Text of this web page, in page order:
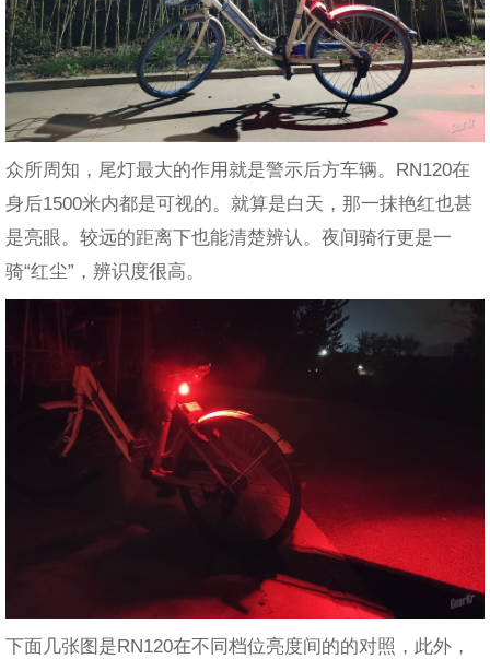
众所周知，尾灯最大的作用就是警示后方车辆。RN120在
身后1500米内都是可视的。就算是白天，那一抹艳红也甚
是亮眼。较远的距离下也能清楚辨认。夜间骑行更是一
骑“红尘”，辨识度很高。
下面几张图是RN120在不同档位亮度间的的对照，此外，